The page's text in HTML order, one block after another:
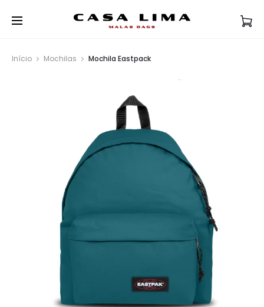
Início Mochilas Mochila Eastpack